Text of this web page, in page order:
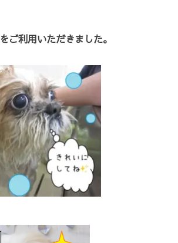
をご利用いただきました。